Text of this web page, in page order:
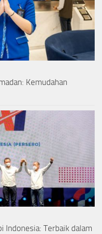
Kemudahan
Indonesia: Terbaik dalam